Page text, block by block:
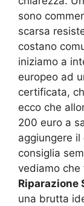
sono
scarsa
costano
iniziamo a
europeo ad
certificata,
ecco che
200 euro a
aggiungere il
consiglia
vediamo che
Riparazione
una brutta